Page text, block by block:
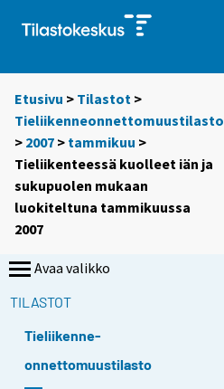
Etusivu > Tilastot >
Tieliikenneonnettomuustilasto
> 2007 > tammikuu >
Tieliikenteessä kuolleet iän ja
sukupuolen mukaan
luokiteltuna tammikuussa
2007
Avaa valikko
TILASTOT
Tieliikenne-
onnettomuustilasto